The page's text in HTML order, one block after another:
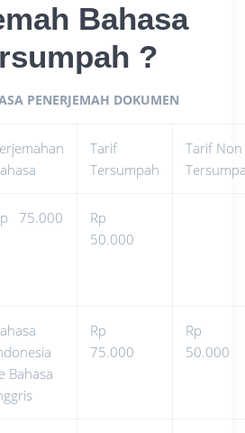
Bahasa
?
PENERJEMAH DOKUMEN
Tarif
Tersumpah
Tarif Non
75.000
Rp
50.000
Bahasa
Rp
75.000
Rp
50.000